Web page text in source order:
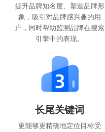
提升品牌知名度、塑造品牌形
象，吸引对品牌感兴趣的用
户，同时帮助监测品牌在搜索
引擎中的表现。
长尾关键词
更能够更精确地定位目标受